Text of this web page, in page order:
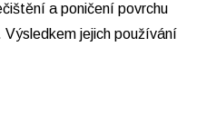
a poničení povrchu
jejich používání